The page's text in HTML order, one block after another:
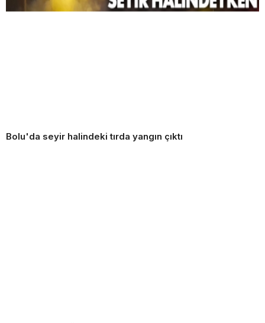
Bolu'da seyir halindeki tırda yangın çıktı